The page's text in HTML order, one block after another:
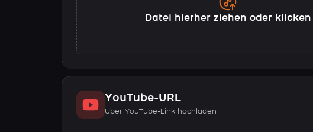
Datei hierher ziehen oder klicken
YouTube-URL
Über YouTube-Link hochladen